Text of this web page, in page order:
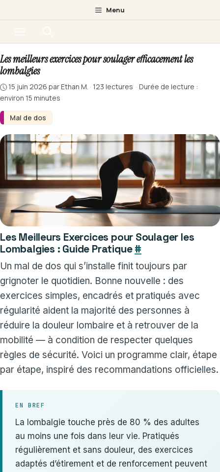
au
Menu
Mal de dos
Les meilleurs exercices pour soulager efficacement les
lombalgies
15 juin 2026 parEthan M. · 123 lectures · Durée de lecture :
environ 15 minutes
Les Meilleurs Exercices pour Soulager les
Lombalgies : Guide Pratique#
Un mal de dos qui s’installe finit toujours par
grignoter le quotidien. Bonne nouvelle : des
exercices simples, encadrés et pratiqués avec
régularité aident la majorité des personnes à
réduire la douleur lombaire et à retrouver de la
mobilité — à condition de respecter quelques
règles de sécurité. Voici un programme clair, étape
par étape, inspiré des recommandations officielles.
EN BREF
La lombalgie touche près de 80 % des adultes
au moins une fois dans leur vie. Pratiqués
régulièrement et sans douleur, des exercices
adaptés d’étirement et de renforcement peuvent